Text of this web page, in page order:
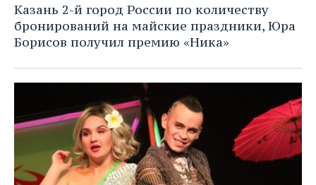
Казань 2-й город России по количеству
бронирований на майские праздники, Юра
Борисов получил премию «Ника»